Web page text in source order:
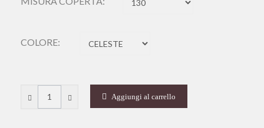
COLORE:
Aggiungi al carrello